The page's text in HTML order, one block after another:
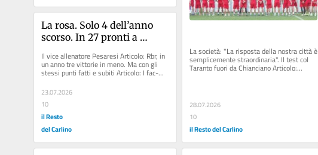
La società: "La risposta della nostra città è
semplicemente straordinaria". Il test col
Taranto fuori da Chianciano Articolo:...
28.07.2026
10
il Resto del Carlino
La rosa. Solo 4 dell’anno
scorso. In 27 pronti a
Il vice allenatore Pesaresi Articolo: Rbr, in
un anno tre vittorie in meno. Ma con gli
stessi punti fatti e subiti Articolo: I fac-
simile delle schede...
23.07.2026
10
il Resto
del Carlino